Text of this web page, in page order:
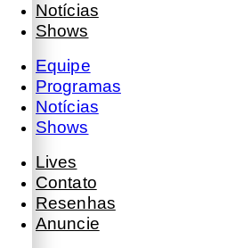
Notícias
Shows
Equipe
Programas
Notícias
Shows
Lives
Contato
Resenhas
Anuncie